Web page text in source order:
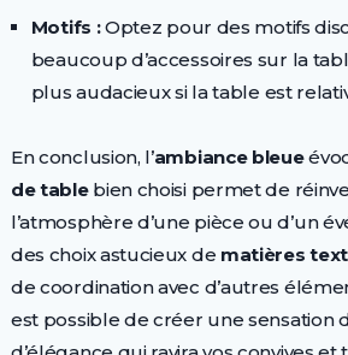
Motifs :Optez pour des motifs
beaucoup d’accessoires sur la
plus audacieux si la table est
En conclusion, l’ambiance bleue
de tablebien choisi permet de
l’atmosphère d’une pièce ou d’un
des choix astucieux de matières
de coordination avec d’autres
est possible de créer une sensation